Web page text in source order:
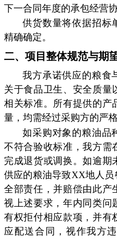
下一合同年度的承包经营协
供货数量将依据招标
精确确定。
二、项目整体规范与期
我方承诺供应的粮食
关于食品卫生、安全质量
相关标准。所有提供的产
量，均需经过采购方的严
如采购对象的粮油品
不符合验收标准，我方需
完成退货或调换。如逾期
供应的粮油导致XX地人
全部责任，并赔偿由此产
视上述要求，年内同类问
有权拒付相应款项，并有
应配送合同，视作我方